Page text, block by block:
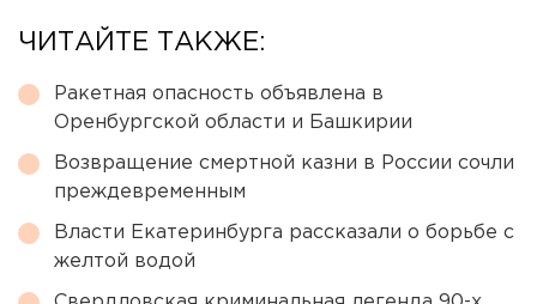
ЧИТАЙТЕ ТАКЖЕ:
Ракетная опасность объявлена в
Оренбургской области и Башкирии
Возвращение смертной казни в России сочли
преждевременным
Власти Екатеринбурга рассказали о борьбе с
желтой водой